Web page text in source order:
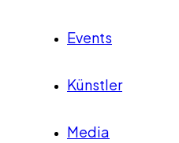
Events
Künstler
Media